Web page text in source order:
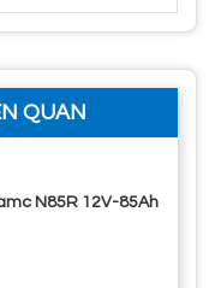
QUAN
N85R 12V-85Ah